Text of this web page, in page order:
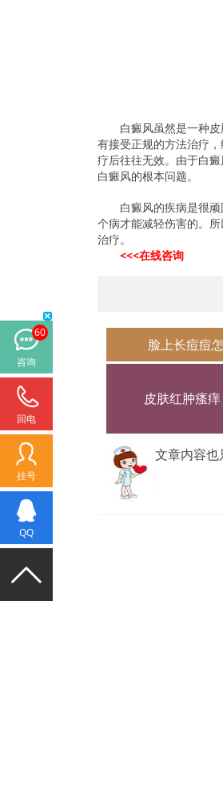
白癜风虽然是一种皮
有接受正规的方法治疗
疗后往往无效。由于白
白癜风的根本问题。
白癜风的疾病是很顽
个病才能减轻伤害的。
治疗。
<<<在线咨询
脸上长痘痘
皮肤红肿瘙痒
文章内容也
60
咨询
回电
挂号
QQ